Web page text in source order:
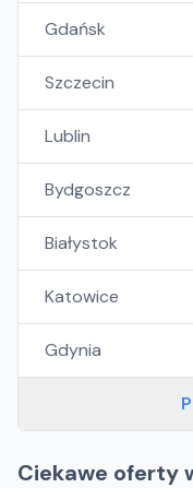
Gdańsk
Szczecin
Lublin
Bydgoszcz
Białystok
Katowice
Gdynia
Ciekawe oferty